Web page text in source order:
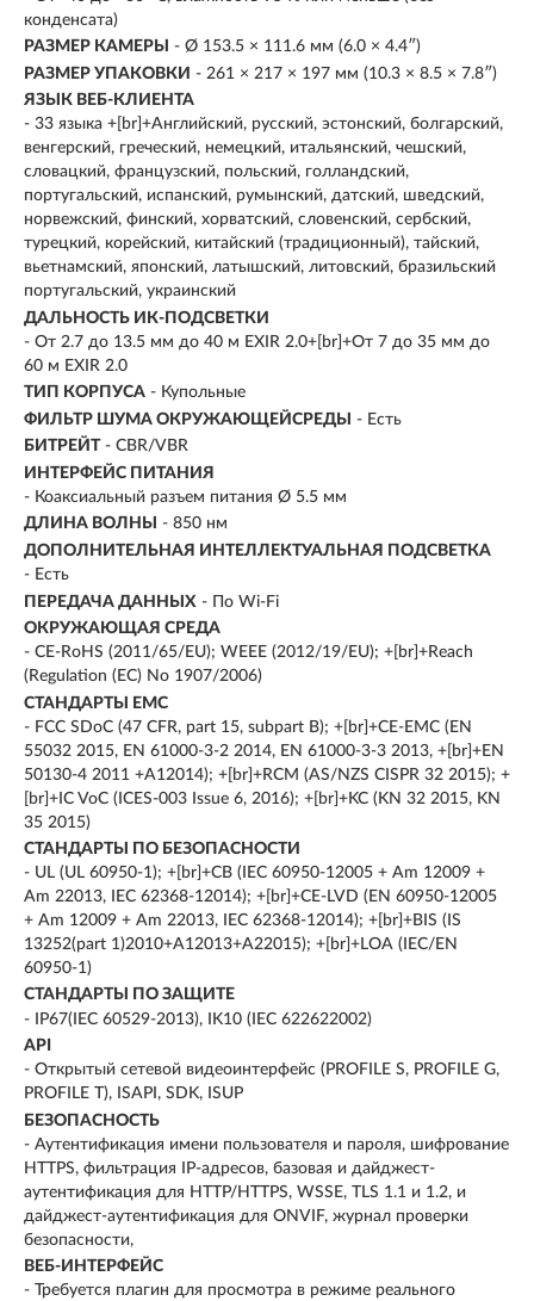
конденсата)
РАЗМЕР КАМЕРЫ
- Ø 153.5 × 111.6 мм (6.0 × 4.4″)
РАЗМЕР УПАКОВКИ - 261 × 217 × 197 мм (10.3 × 8.5 × 7.8″)
ЯЗЫК ВЕБ-КЛИЕНТА
- 33 языка +[br]+Английский, русский, эстонский, болгарский,
венгерский, греческий, немецкий, итальянский, чешский,
словацкий, французский, польский, голландский,
португальский, испанский, румынский, датский, шведский,
норвежский, финский, хорватский, словенский, сербский,
турецкий, корейский, китайский (традиционный), тайский,
вьетнамский, японский, латышский, литовский, бразильский
португальский, украинский
ДАЛЬНОСТЬ ИК-ПОДСВЕТКИ
- От 2.7 до 13.5 мм до 40 м EXIR 2.0+[br]+От 7 до 35 мм до
60 м EXIR 2.0
ТИП КОРПУСА - Купольные
ФИЛЬТР ШУМА ОКРУЖАЮЩЕЙСРЕДЫ
- Есть
БИТРЕЙТ - CBR/VBR
ИНТЕРФЕЙС ПИТАНИЯ
- Коаксиальный разъем питания Ø 5.5 мм
ДЛИНА ВОЛНЫ
- 850 нм
ДОПОЛНИТЕЛЬНАЯ ИНТЕЛЛЕКТУАЛЬНАЯ ПОДСВЕТКА
- Есть
ПЕРЕДАЧА ДАННЫХ - По Wi-Fi
ОКРУЖАЮЩАЯ СРЕДА
- CE-RoHS (2011/65/EU); WEEE (2012/19/EU); +[br]+Reach
(Regulation (EC) No 1907/2006)
СТАНДАРТЫ EMC
- FCC SDoC (47 CFR, part 15, subpart B); +[br]+CE-EMC (EN
55032 2015, EN 61000-3-2 2014, EN 61000-3-3 2013, +[br]+EN
50130-4 2011 +A12014); +[br]+RCM (AS/NZS CISPR 32 2015); +
[br]+IC VoC (ICES-003 Issue 6, 2016); +[br]+KC (KN 32 2015, KN
35 2015)
СТАНДАРТЫ ПО БЕЗОПАСНОСТИ
- UL (UL 60950-1); +[br]+CB (IEC 60950-12005 + Am 12009 +
Am 22013, IEC 62368-12014); +[br]+CE-LVD (EN 60950-12005
+ Am 12009 + Am 22013, IEC 62368-12014); +[br]+BIS (IS
13252(part 1)2010+A12013+A22015); +[br]+LOA (IEC/EN
60950-1)
СТАНДАРТЫ ПО ЗАЩИТЕ
- IP67(IEC 60529-2013), IK10 (IEC 622622002)
API
- Открытый сетевой видеоинтерфейс (PROFILE S, PROFILE G,
PROFILE T), ISAPI, SDK, ISUP
БЕЗОПАСНОСТЬ
- Аутентификация имени пользователя и пароля, шифрование
HTTPS, фильтрация IP-адресов, базовая и дайджест-
аутентификация для HTTP/HTTPS, WSSE, TLS 1.1 и 1.2, и
дайджест-аутентификация для ONVIF, журнал проверки
безопасности,
ВЕБ-ИНТЕРФЕЙС
- Требуется плагин для просмотра в режиме реального